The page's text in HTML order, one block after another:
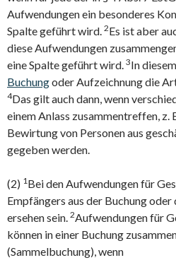
Aufwendungen ein besonderes
Spalte geführt wird. 2Es ist aber
diese Aufwendungen
eine Spalte geführt wird. 3In
Buchungoder Aufzeichnung die
4Das gilt auch dann, wenn
einem Anlass zusammentreffen, z.
Bewirtung von Personen aus
gegeben werden.
(2) 1 Bei den Aufwendungen für
Empfängers aus der Buchung
ersehen sein. 2Aufwendungen für
können in einer Buchung
(Sammelbuchung), wenn